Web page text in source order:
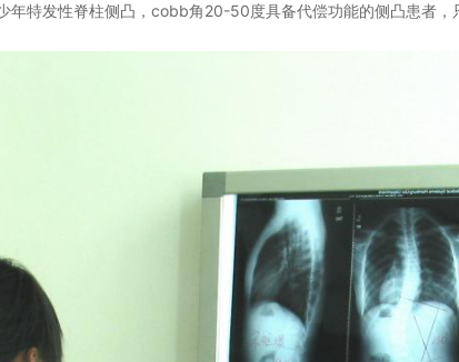
年特发性脊柱侧凸，cobb角20-50度具备代偿功能的侧凸患者